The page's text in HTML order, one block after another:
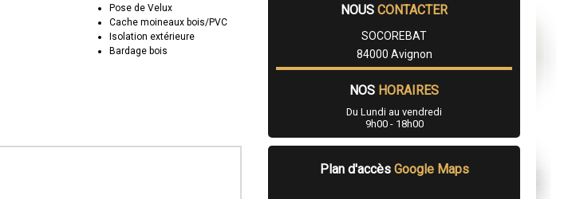
Pose de Velux
Cache moineaux bois/PVC
Isolation extérieure
Bardage bois
NOUS CONTACTER
SOCOREBAT
84000 Avignon
NOS HORAIRES
Du Lundi au vendredi
9h00 - 18h00
Plan d'accès Google Maps